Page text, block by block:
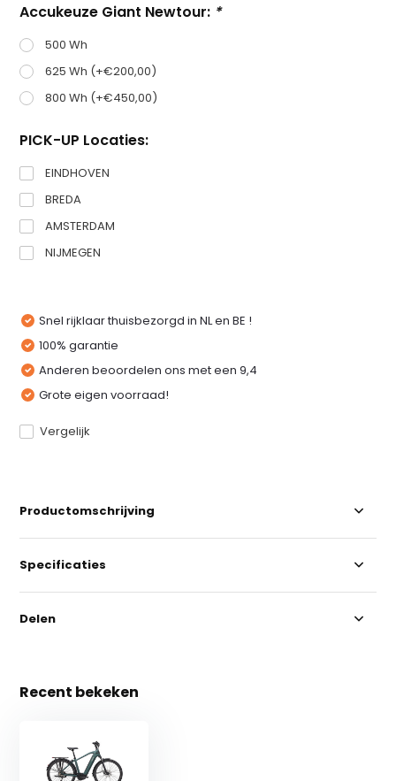
Accukeuze Giant Newtour: *
500 Wh
625 Wh (+€200,00)
800 Wh (+€450,00)
PICK-UP Locaties:
EINDHOVEN
BREDA
AMSTERDAM
NIJMEGEN
Snel rijklaar thuisbezorgd in NL en BE !
100% garantie
Anderen beoordelen ons met een 9,4
Grote eigen voorraad!
Vergelijk
Productomschrijving
Specificaties
Delen
Recent bekeken